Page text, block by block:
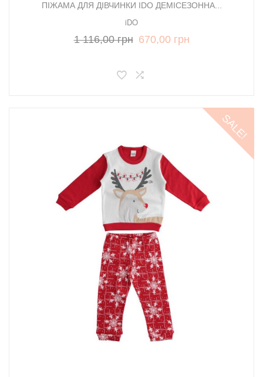
ПІЖАМА ДЛЯ ДІВЧИНКИ IDO ДЕМІСЕЗОННА...
iDO
1 116,00 грн 670,00 грн
SALE!